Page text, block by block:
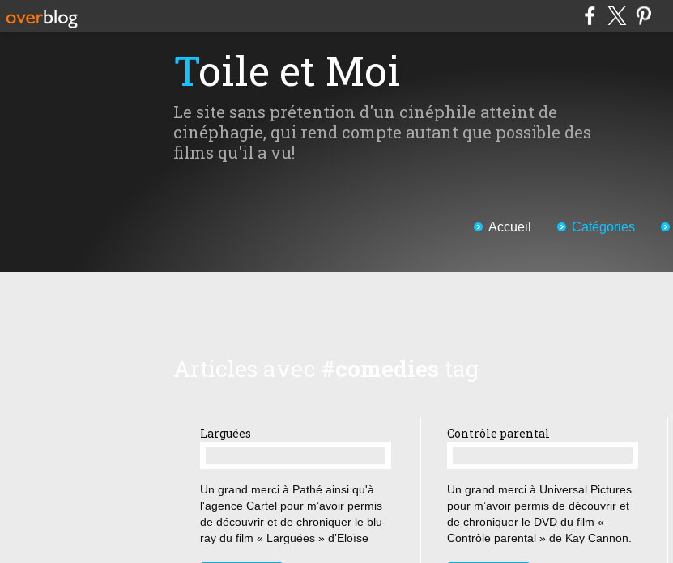
Toile et Moi
Le site sans prétention d'un cinéphile atteint de
cinéphagie, qui rend compte autant que possible des
films qu'il a vu!
Accueil Catégories
Larguées
Un grand merci à Pathé ainsi qu'à
l'agence Cartel pour m’avoir permis
de découvrir et de chroniquer le blu-
ray du film « Larguées » d’Eloïse
Contrôle parental
Un grand merci à Universal Pictures
pour m’avoir permis de découvrir et
de chroniquer le DVD du film «
Contrôle parental » de Kay Cannon.